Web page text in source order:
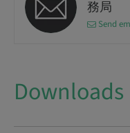
務局
Send
Downloads